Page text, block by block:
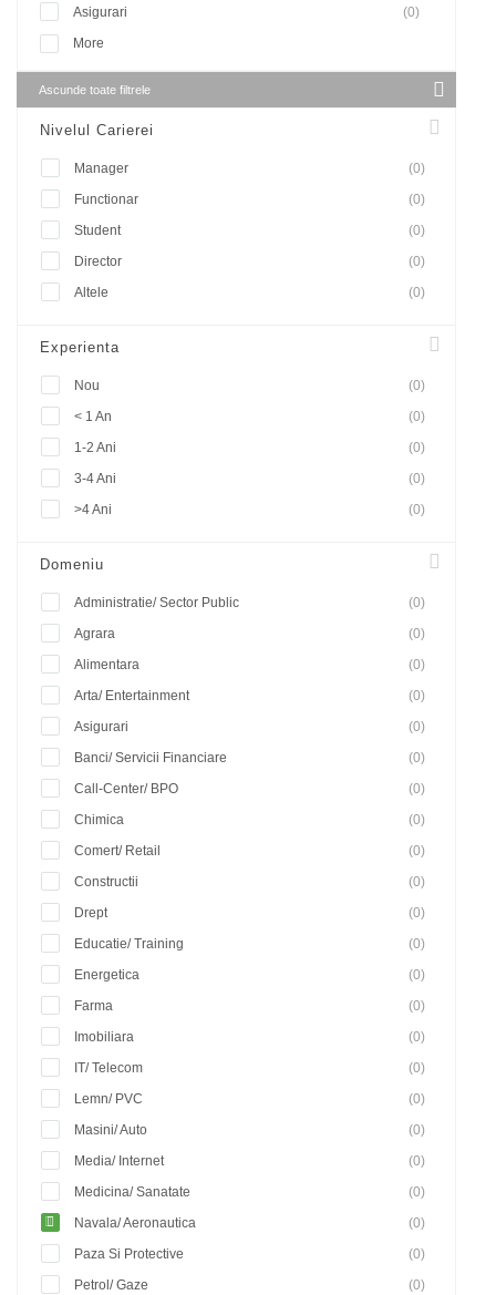
Asigurari
(0)
More
Ascunde toate filtrele
Nivelul Carierei
Manager
(0)
Functionar
(0)
Student
(0)
Director
(0)
Altele
(0)
Experienta
Nou
(0)
< 1 An
(0)
1-2 Ani
(0)
3-4 Ani
(0)
>4 Ani
(0)
Domeniu
Administratie/ Sector Public
(0)
Agrara
(0)
Alimentara
(0)
Arta/ Entertainment
(0)
Asigurari
(0)
Banci/ Servicii Financiare
(0)
Call-Center/ BPO
(0)
Chimica
(0)
Comert/ Retail
(0)
Constructii
(0)
Drept
(0)
Educatie/ Training
(0)
Energetica
(0)
Farma
(0)
Imobiliara
(0)
IT/ Telecom
(0)
Lemn/ PVC
(0)
Masini/ Auto
(0)
Media/ Internet
(0)
Medicina/ Sanatate
(0)
Navala/ Aeronautica
(0)
Paza Si Protective
(0)
Petrol/ Gaze
(0)